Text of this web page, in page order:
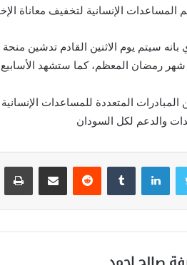
المساعدات الإنسانية لتخفيف معاناة
رمضان المعظم، كما ستشهد الأسابيع
المتعددة للمساعدات
والدعم لكل السودان
لينكدإن